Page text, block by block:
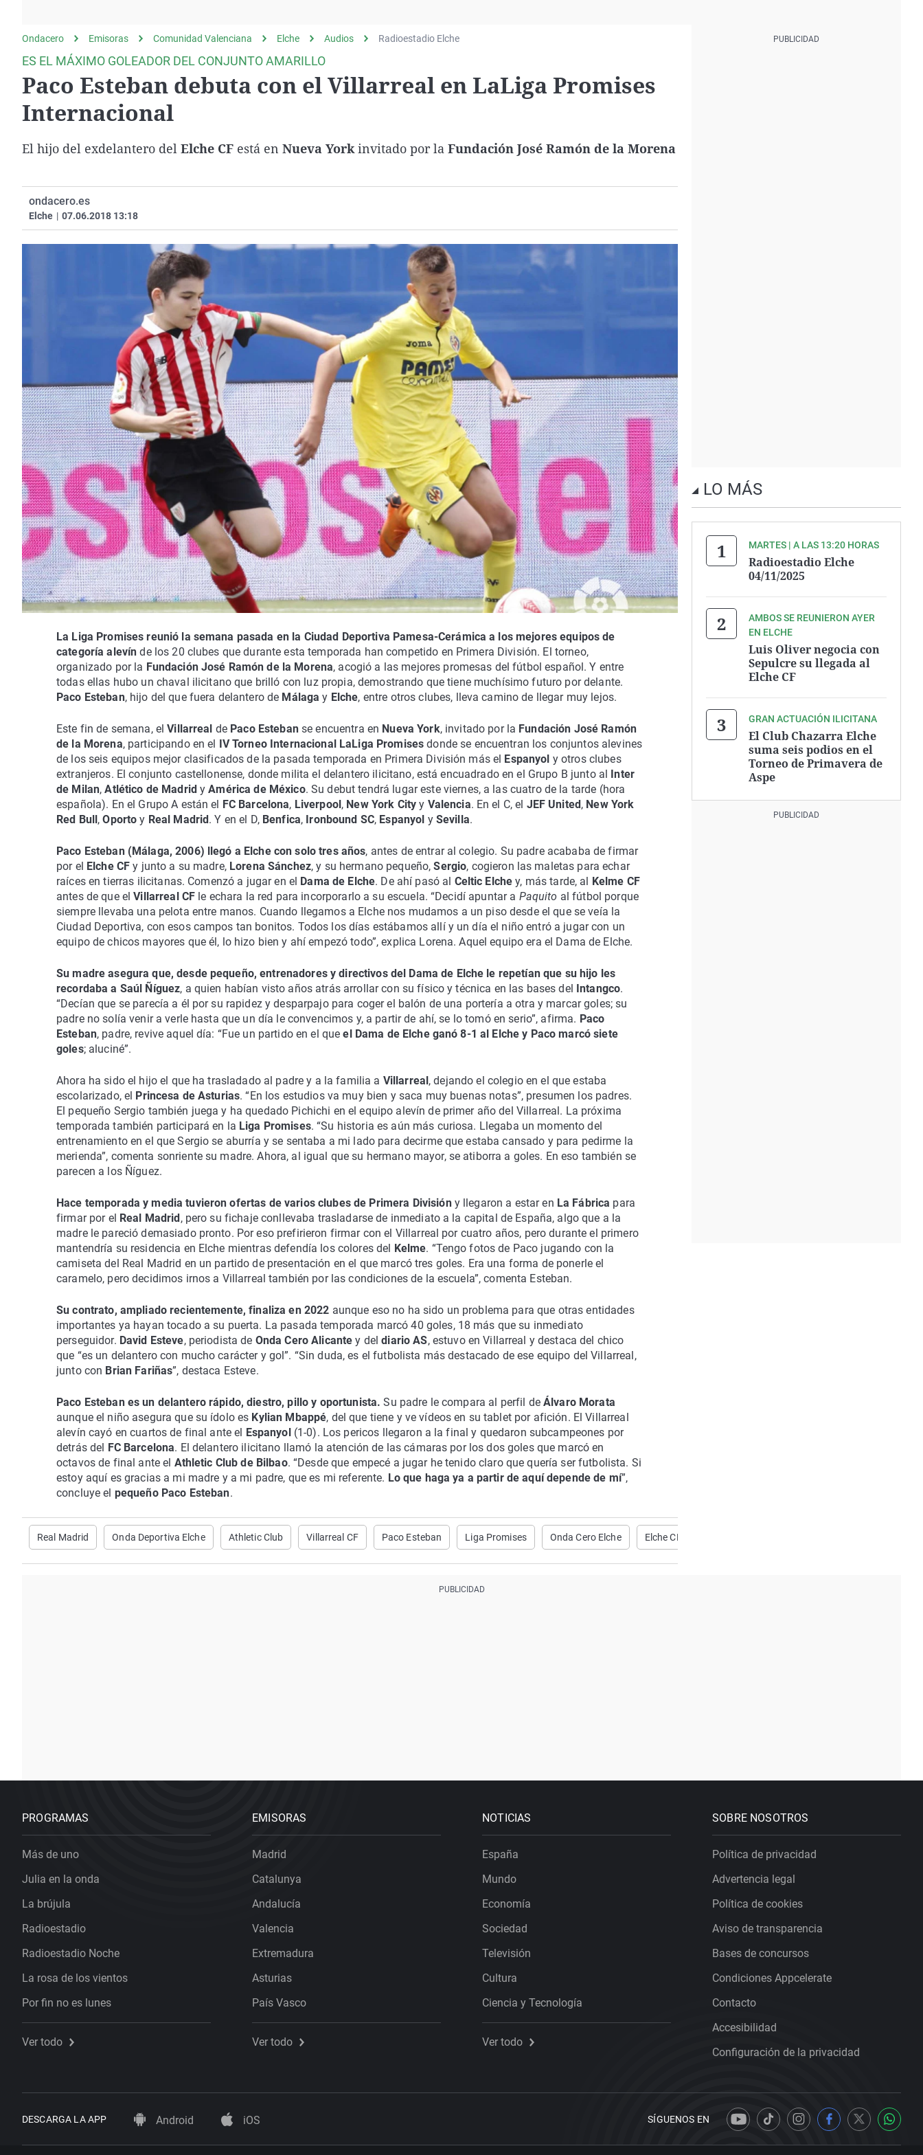
gato
Operación Viuda
Negra
Ondacero Emisoras Comunidad Valenciana Elche Audios Radioestadio Elche
ES EL MÁXIMO GOLEADOR DEL CONJUNTO AMARILLO
Paco Esteban debuta con el Villarreal en LaLiga Promises
Internacional
El hijo del exdelantero del Elche CF está en Nueva Yorkinvitado por la Fundación José Ramón de la Morena
ondacero.es
Elche | 07.06.2018 13:18
La Liga Promises reunió la semana pasada en la Ciudad Deportiva Pamesa-Cerámica a los mejores equipos de
categoría alevín de los 20 clubes que durante esta temporada han competido en Primera División. El torneo,
organizado por la Fundación José Ramón de la Morena, acogió a las mejores promesas del fútbol español. Y entre
todas ellas hubo un chaval ilicitano que brilló con luz propia, demostrando que tiene muchísimo futuro por delante.
Paco Esteban, hijo del que fuera delantero de Málagay Elche, entre otros clubes, lleva camino de llegar muy lejos.
Este fin de semana, elVillarreal de Paco Estebanse encuentra en Nueva York, invitado por la Fundación José Ramón
de la Morena, participando en el IV Torneo Internacional LaLiga Promises donde se encuentran los conjuntos alevines
de los seis equipos mejor clasificados de la pasada temporada en Primera División más el Espanyol y otros clubes
extranjeros. El conjunto castellonense, donde milita el delantero ilicitano, está encuadrado en el Grupo B junto al
Inter
de Milan,Atlético de Madrid yAmérica de México. Su debut tendrá lugar este viernes, a las cuatro de la tarde (hora
española). En el Grupo A están el
FC Barcelona, Liverpool , New York City y Valencia. En el C, el JEF United , New York
Red Bull ,Oportoy Real Madrid . Y en el D, Benfica, Ironbound SC, Espanyol y Sevilla.
Paco Esteban (Málaga, 2006) llegó a Elche con solo tres años, antes de entrar al colegio. Su padre acababa de firmar
por el Elche CF y junto a su madre, Lorena Sánchez, y su hermano pequeño,Sergio, cogieron las maletas para echar
raíces en tierras ilicitanas. Comenzó a jugar en el Dama de Elche. De ahí pasó al Celtic Elche y, más tarde, al
Kelme CF
antes de que elVillarreal CF le echara la red para incorporarlo a su escuela. “Decidí apuntar a Paquito al fútbol porque
siempre llevaba una pelota entre manos. Cuando llegamos a Elche nos mudamos a un piso desde el que se veía la
Ciudad Deportiva, con esos campos tan bonitos. Todos los días estábamos allí y un día el niño entró a jugar con un
equipo de chicos mayores que él, lo hizo bien y ahí empezó todo”, explica Lorena. Aquel equipo era el Dama de Elche.
Su madre asegura que, desde pequeño, entrenadores y directivos del Dama de Elche le repetían que su hijo les
recordaba a Saúl Ñíguez, a quien habían visto años atrás arrollar con su físico y técnica en las bases del Intangco.
“Decían que se parecía a él por su rapidez y desparpajo para coger el balón de una portería a otra y marcar goles; su
padre no solía venir a verle hasta que un día le convencimos y, a partir de ahí, se lo tomó en serio”, afirma. Paco
Esteban, padre, revive aquel día: “Fue un partido en el que el Dama de Elche ganó 8-1 al Elche y Paco marcó siete
goles; aluciné”.
Ahora ha sido el hijo el que ha trasladado al padre y a la familia a Villarreal , dejando el colegio en el que estaba
escolarizado, el Princesa de Asturias. “En los estudios va muy bien y saca muy buenas notas”, presumen los padres.
El pequeño Sergio también juega y ha quedado Pichichi en el equipo alevín de primer año del Villarreal. La próxima
temporada también participará en la Liga Promises. “Su historia es aún más curiosa. Llegaba un momento del
entrenamiento en el que Sergio se aburría y se sentaba a mi lado para decirme que estaba cansado y para pedirme la
merienda”, comenta sonriente su madre. Ahora, al igual que su hermano mayor, se atiborra a goles. En eso también se
parecen a los Ñíguez.
Hace temporada y media tuvieron ofertas de varios clubes de Primera Divisióny llegaron a estar en La Fábrica para
firmar por el Real Madrid , pero su fichaje conllevaba trasladarse de inmediato a la capital de España, algo que a la
madre le pareció demasiado pronto. Por eso prefirieron firmar con el Villarreal por cuatro años, pero durante el primero
mantendría su residencia en Elche mientras defendía los colores del
Kelme. “Tengo fotos de Paco jugando con la
camiseta del Real Madrid en un partido de presentación en el que marcó tres goles. Era una forma de ponerle el
caramelo, pero decidimos irnos a Villarreal también por las condiciones de la escuela”, comenta Esteban.
Su contrato, ampliado recientemente, finaliza en 2022 aunque eso no ha sido un problema para que otras entidades
importantes ya hayan tocado a su puerta. La pasada temporada marcó 40 goles, 18 más que su inmediato
perseguidor. David Esteve, periodista de Onda Cero Alicante y deldiario AS, estuvo en Villarreal y destaca del chico
que “es un delantero con mucho carácter y gol”. “Sin duda, es el futbolista más destacado de ese equipo del Villarreal,
junto con Brian Fariñas”, destaca Esteve.
Paco Esteban es un delantero rápido, diestro, pillo y oportunista. Su padre le compara al perfil deÁlvaro Morata
aunque el niño asegura que su ídolo es Kylian Mbappé, del que tiene y ve vídeos en su tablet por afición. El Villarreal
alevín cayó en cuartos de final ante el
Espanyol (1-0). Los pericos llegaron a la final y quedaron subcampeones por
detrás del
FC Barcelona. El delantero ilicitano llamó la atención de las cámaras por los dos goles que marcó en
octavos de final ante el Athletic Club de Bilbao. “Desde que empecé a jugar he tenido claro que quería ser futbolista. Si
estoy aquí es gracias a mi madre y a mi padre, que es mi referente. Lo que haga ya a partir de aquí depende de mí”,
concluye el pequeño Paco Esteban.
Real Madrid Onda Deportiva Elche Athletic Club Villarreal CF Paco Esteban Liga Promises Onda Cero Elche Elche CF
LO MÁS
MARTES | A LAS 13:20 HORAS
Radioestadio Elche
04/11/2025
AMBOS SE REUNIERON AYER
EN ELCHE
Luis Oliver negocia con
Sepulcre su llegada al
Elche CF
GRAN ACTUACIÓN ILICITANA
El Club Chazarra Elche
suma seis podios en el
Torneo de Primavera de
Aspe
PROGRAMAS
Más de uno
Julia en la onda
La brújula
Radioestadio
Radioestadio Noche
La rosa de los vientos
Por fin no es lunes
Ver todo
EMISORAS
Madrid
Catalunya
Andalucía
Valencia
Extremadura
Asturias
País Vasco
Ver todo
NOTICIAS
España
Mundo
Economía
Sociedad
Televisión
Cultura
Ciencia y Tecnología
Ver todo
SOBRE NOSOTROS
Política de privacidad
Advertencia legal
Política de cookies
Aviso de transparencia
Bases de concursos
Condiciones Appcelerate
Contacto
Accesibilidad
Configuración de la privacidad
DESCARGA LA APP Android iOS SÍGUENOS EN